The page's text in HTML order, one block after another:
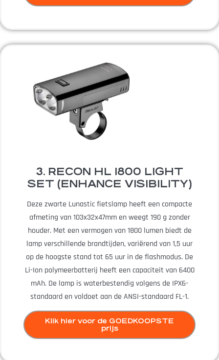
3. RECON HL 1800 LIGHT
SET (ENHANCE VISIBILITY)
Deze zwarte Lunastic fietslamp heeft een compacte
afmeting van 103x32x47mm en weegt 190 g zonder
houder. Met een vermogen van 1800 lumen biedt de
lamp verschillende brandtijden, variërend van 1,5 uur
op de hoogste stand tot 65 uur in de flashmodus. De
Li-Ion polymeerbatterij heeft een capaciteit van 6400
mAh. De lamp is waterbestendig volgens de IPX6-
standaard en voldoet aan de ANSI-standaard FL-1.
Klik hier voor de GOEDKOOPSTE
prijs